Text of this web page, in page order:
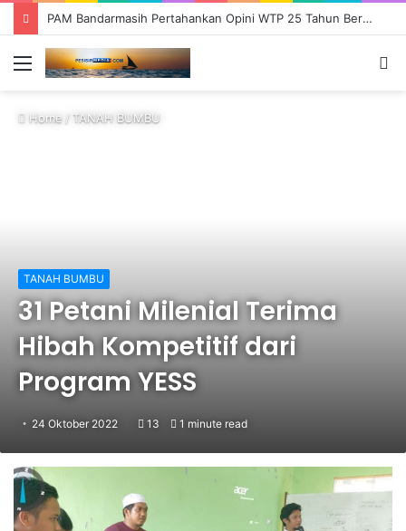
PAM Bandarmasih Pertahankan Opini WTP 25 Tahun Berturut-turut, Fokus Tingkatkan Pelayanan dan Transparansi
Menu
Home/ TANAH BUMBU
TANAH BUMBU
31 Petani Milenial Terima
Hibah Kompetitif dari
Program YESS
24 Oktober 2022 13 1 minute read